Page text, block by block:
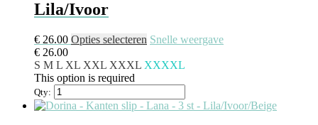
Lila/Ivoor
€ 26.00 Opties selecteren Snelle weergave
€ 26.00
S M L XL XXL XXXL XXXXL
This option is required
Qty: